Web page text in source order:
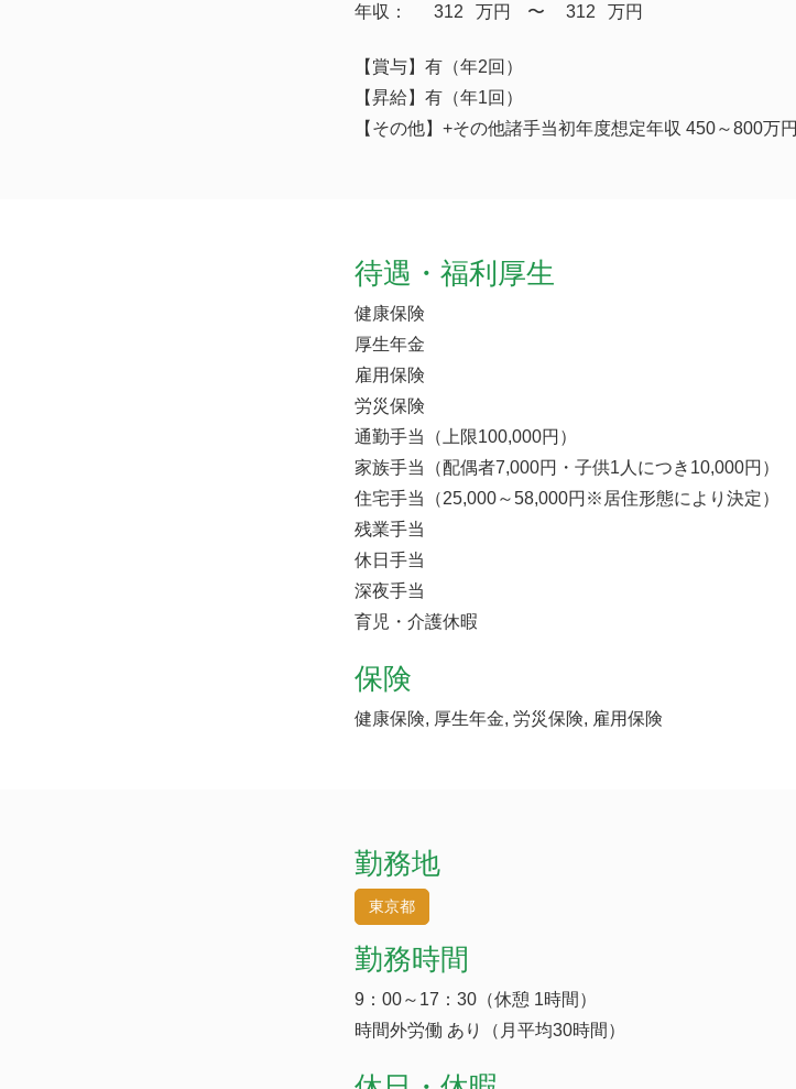
年収： 312 万円 ​〜 312 万円
【賞与】有（年2回）
【昇給】有（年1回）
【その他】+その他諸手当初年度想定年収 450～800万円
待遇・福利厚生
健康保険
厚生年金
雇用保険
労災保険
通勤手当（上限100,000円）
家族手当（配偶者7,000円・子供1人につき10,000円）
住宅手当（25,000～58,000円※居住形態により決定）
残業手当
休日手当
深夜手当
育児・介護休暇
保険
健康保険, 厚生年金, 労災保険, 雇用保険
勤務地
東京都
勤務時間
9：00～17：30（休憩 1時間）
時間外労働 あり（月平均30時間）